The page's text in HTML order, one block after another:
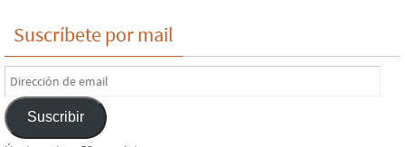
Suscríbete por mail
Dirección
de
emailSuscribir